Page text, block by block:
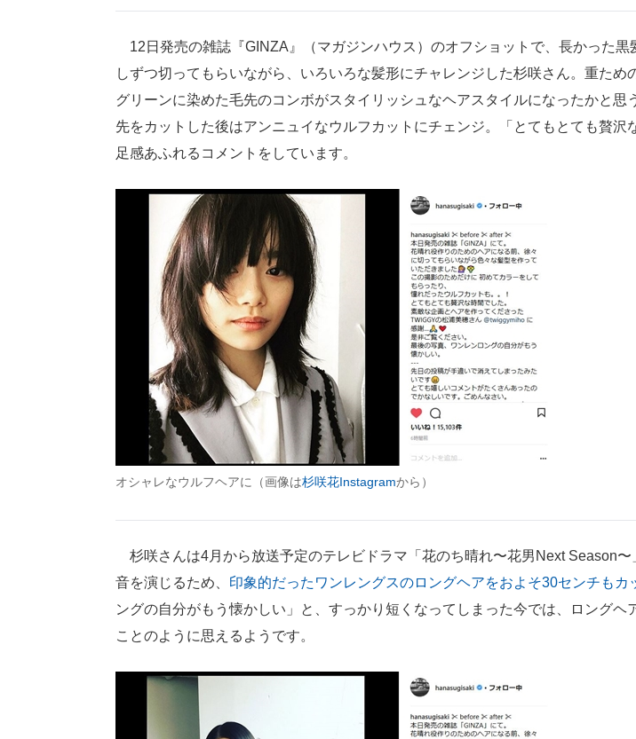
12日発売の雑誌『GINZA』（マガジンハウス）のオフショットで、長かった黒
しずつ切ってもらいながら、いろいろな髪形にチャレンジした杉咲さん。重ため
グリーンに染めた毛先のコンボがスタイリッシュなヘアスタイルになったかと思
先をカットした後はアンニュイなウルフカットにチェンジ。「とてもとても贅沢
足感あふれるコメントをしています。
オシャレなウルフヘアに（画像は杉咲花Instagramから）
杉咲さんは4月から放送予定のテレビドラマ「花のち晴れ〜花男Next Season〜
音を演じるため、 印象的だったワンレングスのロングヘアをおよそ30センチもカ
ングの自分がもう懐かしい」と、すっかり短くなってしまった今では、ロングヘ
ことのように思えるようです。